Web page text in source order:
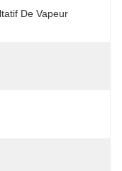
De Vapeur